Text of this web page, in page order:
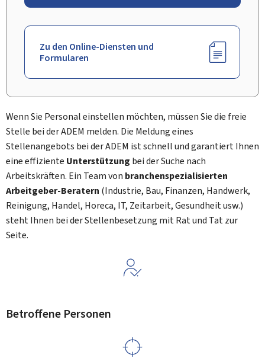
Zu den Online-Diensten und
Formularen
Wenn Sie Personal einstellen möchten, müssen Sie die freie
Stelle bei der ADEM melden. Die Meldung eines
Stellenangebots bei der ADEM ist schnell und garantiert Ihnen
eine effiziente Unterstützung bei der Suche nach
Arbeitskräften. Ein Team von branchenspezialisierten
Arbeitgeber-Beratern (Industrie, Bau, Finanzen, Handwerk,
Reinigung, Handel, Horeca, IT, Zeitarbeit, Gesundheit usw.)
steht Ihnen bei der Stellenbesetzung mit Rat und Tat zur
Seite.
Betroffene Personen